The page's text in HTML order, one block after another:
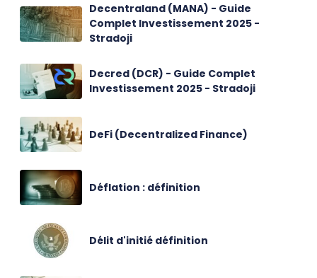
Decentraland (MANA) - Guide
Complet Investissement 2025 -
Stradoji
Decred (DCR) - Guide Complet
Investissement 2025 - Stradoji
DeFi (Decentralized Finance)
Déflation : définition
Délit d'initié définition